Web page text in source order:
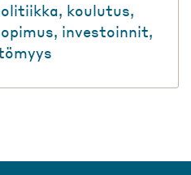
, koulutus,
, investoinnit,